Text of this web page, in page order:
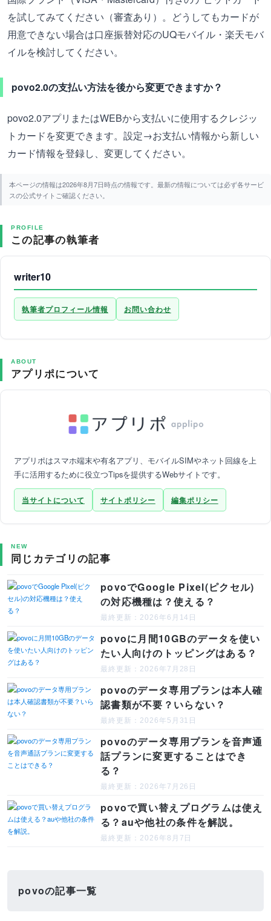
を試してみてください（審査あり）。どうしてもカードが
用意できない場合は口座振替対応のUQモバイル・楽天モバ
イルを検討してください。
povo2.0の支払い方法を後から変更できますか？
povo2.0アプリまたはWEBから支払いに使用するクレジッ
トカードを変更できます。設定→お支払い情報から新しい
カード情報を登録し、変更してください。
本ページの情報は2026年8月7日時点の情報です。最新の情報については必ず各サービ
スの公式サイトご確認ください。
PROFILE
この記事の執筆者
writer10
執筆者プロフィール情報 お問い合わせ
ABOUT
アプリポについて
アプリポはスマホ端末や有名アプリ、モバイルSIMやネット回線を上
手に活用するために役立つTipsを提供するWebサイトです。
当サイトについて サイトポリシー 編集ポリシー
NEW
同じカテゴリの記事
povoでGoogle Pixel(ピクセル)
の対応機種は？使える？
最終更新：2026年6月14日
povoに月間10GBのデータを使い
たい人向けのトッピングはある？
最終更新：2026年7月28日
povoのデータ専用プランは本人確
認書類が不要？いらない？
最終更新：2026年5月31日
povoのデータ専用プランを音声通
話プランに変更することはでき
る？
最終更新：2026年7月26日
povoで買い替えプログラムは使え
る？auや他社の条件を解説。
最終更新：2026年8月7日
povoの記事一覧